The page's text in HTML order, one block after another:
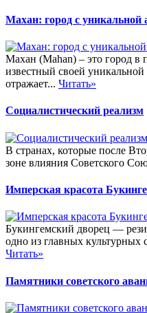
Махан: город с уникальной
Махан (Mahan) – это город
известный своей уникальной
отражает... Читать»
Социалистический реализм
В странах, которые после
зоне влияния Советского
Имперская красота
Букингемский дворец —
одно из главных
Читать»
Памятники советского